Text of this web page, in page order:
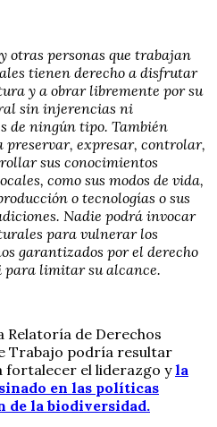
otras personas que trabajan
tienen derecho a disfrutar
y a obrar libremente por su
sin injerencias ni
de ningún tipo. También
preservar, expresar, controlar,
sus conocimientos
como sus modos de vida,
o tecnologías o sus
Nadie podrá invocar
para vulnerar los
garantizados por el derecho
limitar su alcance.
Relatoría de Derechos
Trabajo podría resultar
el liderazgo yla
en las políticas
de la biodiversidad.